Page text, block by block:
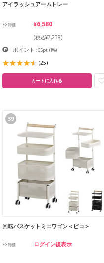
アイラッシュアームトレー
EG卸価 ¥6,580
(税込¥7,238)
ポイント : 65pt (1%)
(25)
カートに入れる
39
回転バスケットミニワゴン＜ピコ＞
EG卸価 ログイン後表示